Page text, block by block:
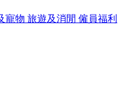
寵物 旅遊及消閒 僱員福利